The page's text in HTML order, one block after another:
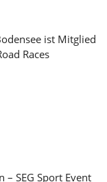
ist Mitglied
Races
SEG Sport Event